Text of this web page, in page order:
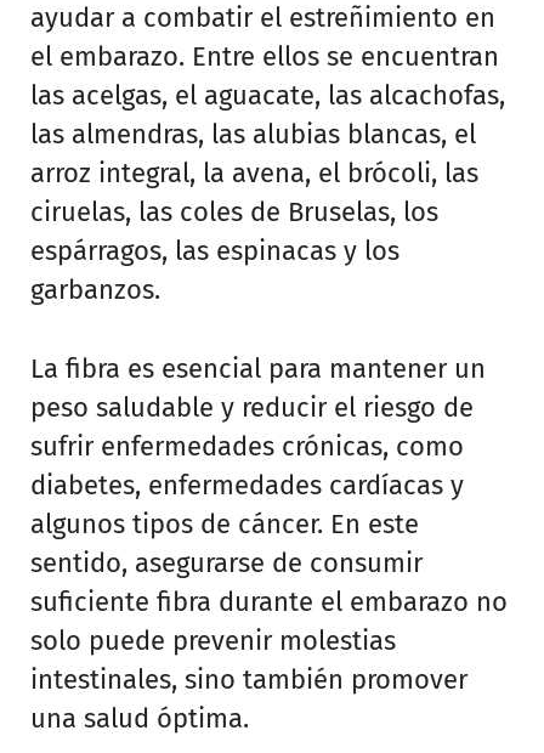
ayudar a combatir el estreñimiento en
el embarazo. Entre ellos se encuentran
las acelgas, el aguacate, las alcachofas,
las almendras, las alubias blancas, el
arroz integral, la avena, el brócoli, las
ciruelas, las coles de Bruselas, los
espárragos, las espinacas y los
garbanzos.
La fibra es esencial para mantener un
peso saludable y reducir el riesgo de
sufrir enfermedades crónicas, como
diabetes, enfermedades cardíacas y
algunos tipos de cáncer. En este
sentido, asegurarse de consumir
suficiente fibra durante el embarazo no
solo puede prevenir molestias
intestinales, sino también promover
una salud óptima.